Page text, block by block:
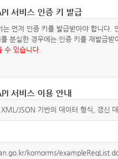
서비스 인증 키 발급
는 먼저 인증 키를 발급받아야 합니다
분실한 경우에는 인증 키를 재발급받
수 있습니다.
서비스 이용 안내
JSON 기반의 데이터 형식, 갱신
kornorms/